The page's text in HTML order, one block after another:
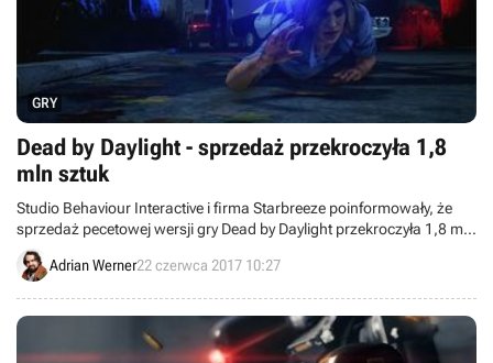
GRY
Dead by Daylight - sprzedaż przekroczyła 1,8
mln sztuk
Studio Behaviour Interactive i firma Starbreeze poinformowały, że
sprzedaż pecetowej wersji gry Dead by Daylight przekroczyła 1,8 mln
egzemplarzy. Wyniki produkcji bez wątpienia jeszcze sporo
wzrosną, gdyż przedwczoraj trafiła ona na konsole Xbox One i
Adrian Werner22 czerwca 2017 10:27